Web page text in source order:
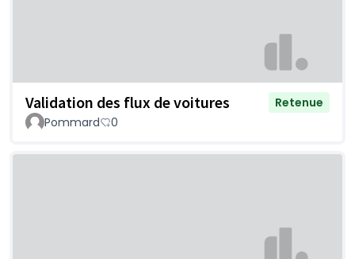
Validation des flux de voitures
Retenue
Pommard
0